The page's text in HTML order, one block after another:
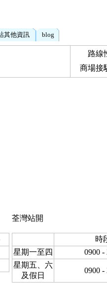
其他資訊 blog
路線
商場接
荃灣站開
時
星期一至四
0900 -
星期五、六
及假日
0900 -